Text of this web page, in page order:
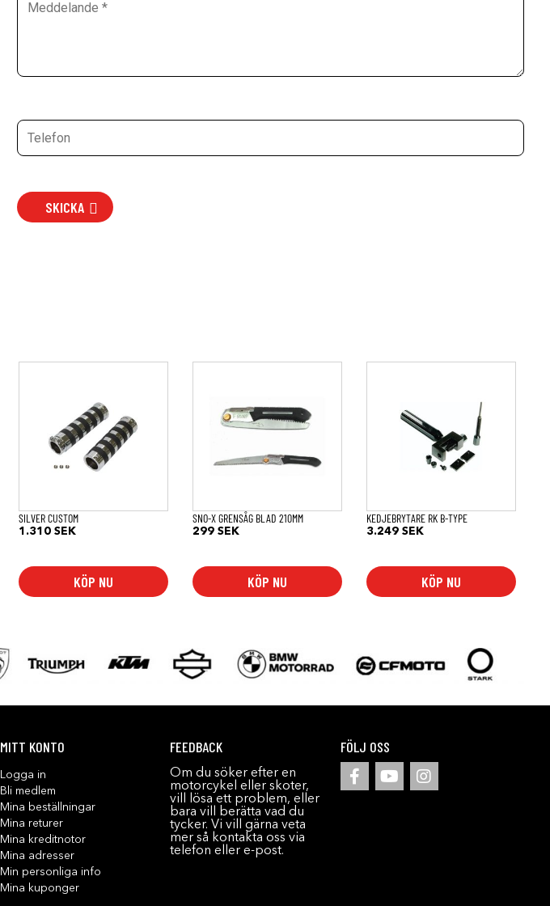
SKICKA
SILVER CUSTOM
1.310SEK
KÖP NU
SNO-X GRENSÅG BLAD 210MM
299SEK
KÖP NU
KEDJEBRYTARE RK B-TYPE
3.249SEK
KÖP NU
MITT KONTO
Logga in
Bli medlem
Mina beställningar
Mina returer
Mina kreditnotor
Mina adresser
Min personliga info
Mina kuponger
FEEDBACK
Om du söker efter en
motorcykel eller skoter,
vill lösa ett problem, eller
bara vill berätta vad du
tycker. Vi vill gärna veta
mer så kontakta oss via
telefon eller e-post.
FÖLJ OSS